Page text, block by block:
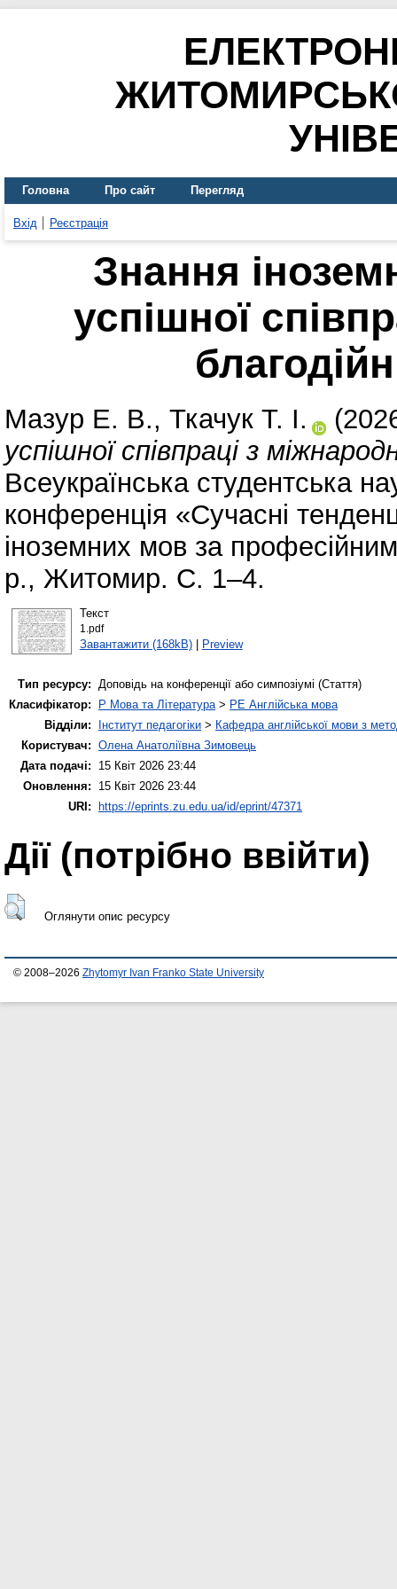
Головна Про сайт Перегляд
Вхід Реєстрація
Знання
успішної
Мазур Е. В., Ткачук Т. І.
успішної співпраці з
Всеукраїнська студентська
конференція «Сучасні
іноземних мов за
р., Житомир. С. 1–4.
Текст
1.pdf
Завантажити (168kB)| Preview
Тип ресурсу: Доповідь на конференції або симпозіумі (Стаття)
Класифікатор:
P Мова та Література> PE Англійська мова
Відділи:
Інститут педагогіки > Кафедра англійської мови з
Користувач: Олена Анатоліївна Зимовець
Дата подачі:
15 Квіт 2026 23:44
Оновлення:
15 Квіт 2026 23:44
URI:
https://eprints.zu.edu.ua/id/eprint/47371
Дії ​​(потрібно ввійти)
Оглянути опис ресурсу
© 2008–2026 Zhytomyr Ivan Franko State University